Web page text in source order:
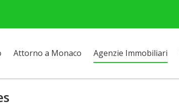
Attorno a Monaco Agenzie Immobiliari